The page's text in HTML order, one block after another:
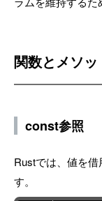
関数とメソッ
const参照
Rustでは、値を
す。